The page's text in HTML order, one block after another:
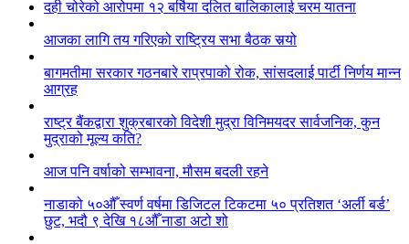
दही चोरेको आरोपमा १२ बर्षिया दलित बालिकालाई चरम यातना
आजका लागि तय गरिएको राष्ट्रिय सभा बैठक सर्‍यो
बागमतीमा सरकार गठनबारे राप्रपाको रोक, सांसदलाई पार्टी निर्णय मान्न
आग्रह
राष्ट्र बैंकद्वारा शुक्रबारको विदेशी मुद्रा विनिमयदर सार्वजनिक, कुन
मुद्राको मूल्य कति?
आज पनि वर्षाको सम्भावना, मौसम बदली रहने
नाडाको ५०औँ स्वर्ण वर्षमा डिजिटल टिकटमा ५० प्रतिशत ‘अर्ली बर्ड’
छुट, भदौ ९ देखि १८औँ नाडा अटो शो